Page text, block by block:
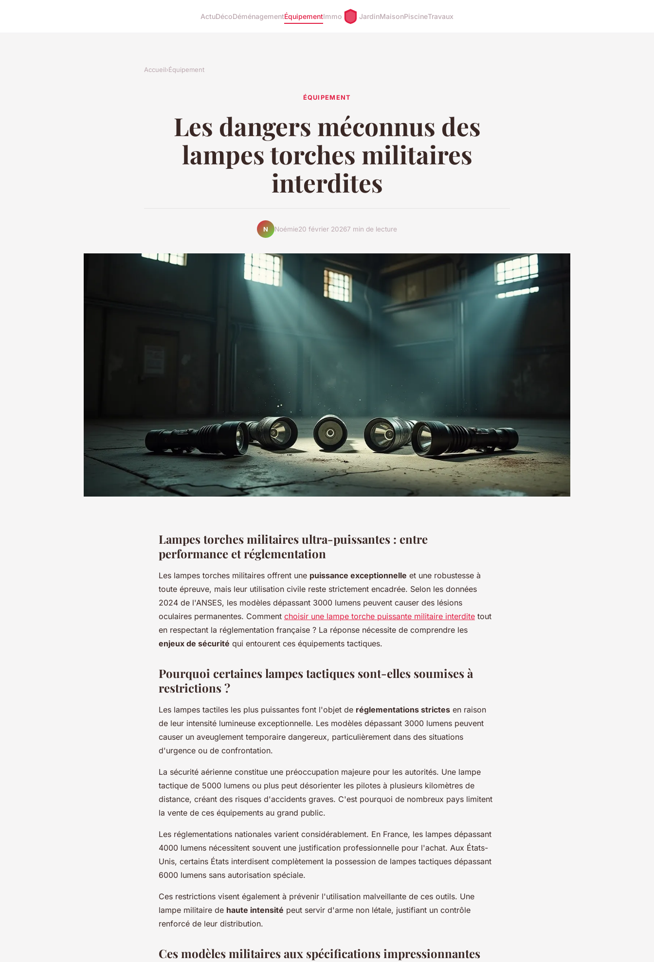
ActuDécoDéménagementÉquipementImmo JardinMaisonPiscineTravaux
Accueil›Équipement
ÉQUIPEMENT
Les dangers méconnus des
lampes torches militaires
interdites
N Noémie20 février 20267 min de lecture
Lampes torches militaires ultra-puissantes : entre
performance et réglementation
Les lampes torches militaires offrent une puissance exceptionnelle et une robustesse à
toute épreuve, mais leur utilisation civile reste strictement encadrée. Selon les données
2024 de l'ANSES, les modèles dépassant 3000 lumens peuvent causer des lésions
oculaires permanentes. Comment choisir une lampe torche puissante militaire interdite tout
en respectant la réglementation française ? La réponse nécessite de comprendre les
enjeux de sécurité qui entourent ces équipements tactiques.
Pourquoi certaines lampes tactiques sont-elles soumises à
restrictions ?
Les lampes tactiles les plus puissantes font l'objet de réglementations strictes en raison
de leur intensité lumineuse exceptionnelle. Les modèles dépassant 3000 lumens peuvent
causer un aveuglement temporaire dangereux, particulièrement dans des situations
d'urgence ou de confrontation.
La sécurité aérienne constitue une préoccupation majeure pour les autorités. Une lampe
tactique de 5000 lumens ou plus peut désorienter les pilotes à plusieurs kilomètres de
distance, créant des risques d'accidents graves. C'est pourquoi de nombreux pays limitent
la vente de ces équipements au grand public.
Les réglementations nationales varient considérablement. En France, les lampes dépassant
4000 lumens nécessitent souvent une justification professionnelle pour l'achat. Aux États-
Unis, certains États interdisent complètement la possession de lampes tactiques dépassant
6000 lumens sans autorisation spéciale.
Ces restrictions visent également à prévenir l'utilisation malveillante de ces outils. Une
lampe militaire de haute intensité peut servir d'arme non létale, justifiant un contrôle
renforcé de leur distribution.
Ces modèles militaires aux spécifications impressionnantes